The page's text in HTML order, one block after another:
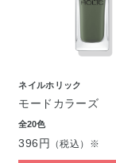
ネイルホリック
モードカラーズ
全20色
396円 （税込）※